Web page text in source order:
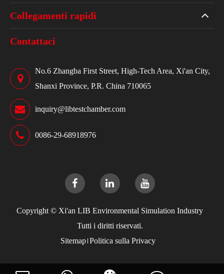
Collegamenti rapidi
Contattaci
No.6 Zhangba First Street, High-Tech Area, Xi'an City,
Shanxi Province, P.R. China 710065
inquiry@libtestchamber.com
0086-29-68918976
Copyright © Xi'an LIB Environmental Simulation Industry
Tutti i diritti riservati.
Sitemap Politica sulla Privacy